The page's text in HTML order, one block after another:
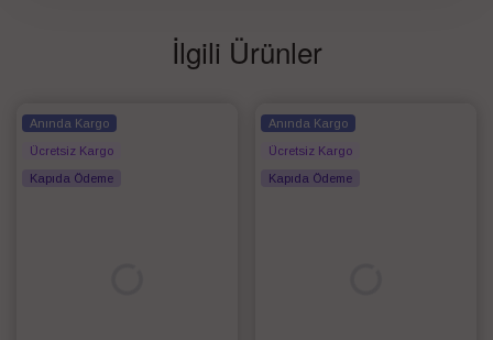
İlgili Ürünler
Anında Kargo
Ücretsiz Kargo
Kapıda Ödeme
Anında Kargo
Ücretsiz Kargo
Kapıda Ödeme